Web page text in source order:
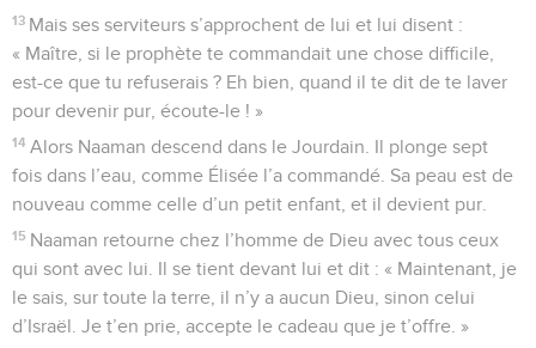
13 Mais ses serviteurs s’approchent de lui et lui disent :
« Maître, si le prophète te commandait une chose difficile,
est-ce que tu refuserais ? Eh bien, quand il te dit de te laver
pour devenir pur, écoute-le ! »
14 Alors Naaman descend dans le Jourdain. Il plonge sept
fois dans l’eau, comme Élisée l’a commandé. Sa peau est de
nouveau comme celle d’un petit enfant, et il devient pur.
15 Naaman retourne chez l’homme de Dieu avec tous ceux
qui sont avec lui. Il se tient devant lui et dit : « Maintenant, je
le sais, sur toute la terre, il n’y a aucun Dieu, sinon celui
d’Israël. Je t’en prie, accepte le cadeau que je t’offre. »